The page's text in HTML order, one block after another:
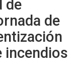
de
de
incendios